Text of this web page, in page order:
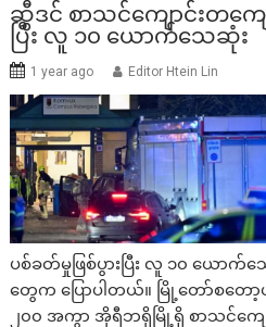
ဆွီဒင် စာသင်ကျောင်းတကျ
ပြီး လူ ၁၀ ယောက်သေဆုံး
1 year ago Editor Htein Lin
ပစ်ခတ်မှုဖြစ်ပွားပြီး လူ ၁၀ ယေ
တွေက ပြောပါတယ်။ မြို့တော်စတ
၂၀၀ အကွာ အိုရီဘရိုမြို့ရှိ စာသင်ကျေ